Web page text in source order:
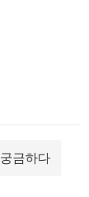
궁금하다